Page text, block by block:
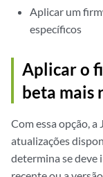
Aplicar um
específicos
Aplicar o
beta mais
Com essa opção,
atualizações
determina se deve